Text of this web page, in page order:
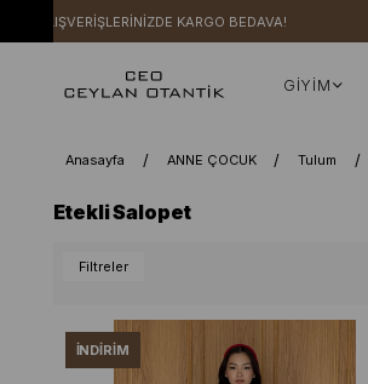
KARGO BEDAVA!
GİYİM
Anasayfa ANNE ÇOCUK Tulum
Etekli Salopet
Filtreler
İNDIRIM